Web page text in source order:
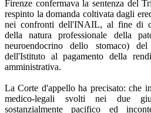
Firenze confermava la sentenza del
respinto la domanda coltivata dagli
nei confronti dell'INAIL, al fine di
della natura professionale della
neuroendocrino dello stomaco)
dell'Istituto al pagamento della
amministrativa.
La Corte d'appello ha precisato: che
medico-legali svolti nei due
sostanzialmente pacifico ed